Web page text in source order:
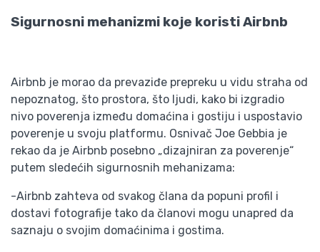
Sigurnosni mehanizmi koje koristi Airbnb
Airbnb je morao da prevaziđe prepreku u vidu straha od
nepoznatog, što prostora, što ljudi, kako bi izgradio
nivo poverenja između domaćina i gostiju i uspostavio
poverenje u svoju platformu. Osnivač Joe Gebbia je
rekao da je Airbnb posebno „dizajniran za poverenje“
putem sledećih sigurnosnih mehanizama:
-Airbnb zahteva od svakog člana da popuni profil i
dostavi fotografije tako da članovi mogu unapred da
saznaju o svojim domaćinima i gostima.